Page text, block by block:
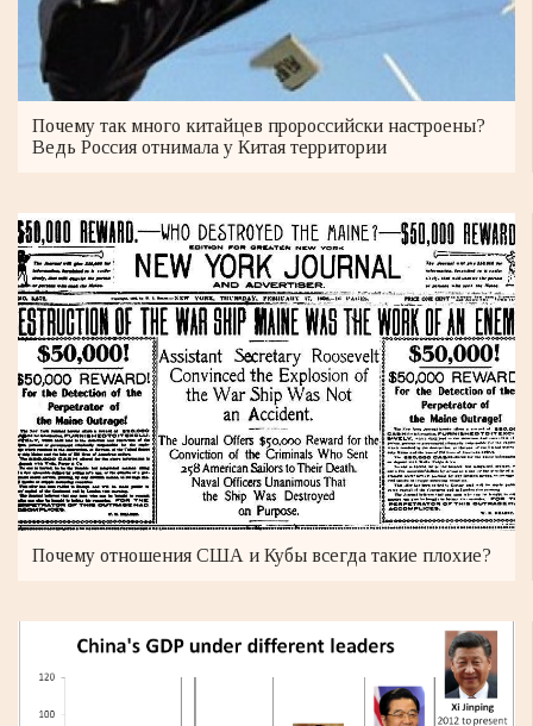
Почему так много китайцев пророссийски настроены?
Ведь Россия отнимала у Китая территории
Почему отношения США и Кубы всегда такие плохие?